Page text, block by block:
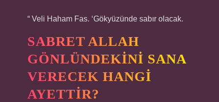
“ Veli Haham Fas. ‘Gökyüzünde sabır olacak.
SABRET ALLAH
GÖNLÜNDEKINI SANA
VERECEK HANGI
AYETTIR?